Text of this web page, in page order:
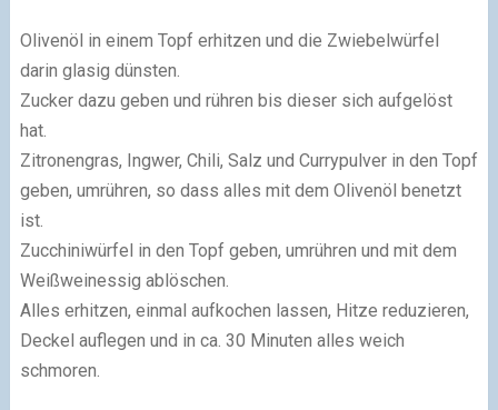
Olivenöl in einem Topf erhitzen und die Zwiebelwürfel
darin glasig dünsten.
Zucker dazu geben und rühren bis dieser sich aufgelöst
hat.
Zitronengras, Ingwer, Chili, Salz und Currypulver in den Topf
geben, umrühren, so dass alles mit dem Olivenöl benetzt
ist.
Zucchiniwürfel in den Topf geben, umrühren und mit dem
Weißweinessig ablöschen.
Alles erhitzen, einmal aufkochen lassen, Hitze reduzieren,
Deckel auflegen und in ca. 30 Minuten alles weich
schmoren.